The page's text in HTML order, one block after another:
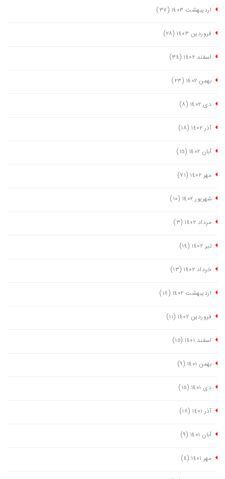
اردیبهشت ١٤٠٣ (٣٧)
فروردین ١٤٠٣ (٢٨)
اسفند ١٤٠٢ (٣٤)
بهمن ١٤٠٢ (٢٣)
دی ١٤٠٢ (٨)
آذر ١٤٠٢ (١٨)
آبان ١٤٠٢ (١٥)
مهر ١٤٠٢ (٧١)
شهریور ١٤٠٢ (١٠)
مرداد ١٤٠٢ (٣)
تیر ١٤٠٢ (١٤)
خرداد ١٤٠٢ (١٣)
اردیبهشت ١٤٠٢ (١٨)
فروردین ١٤٠٢ (١١)
اسفند ١٤٠١ (١٥)
بهمن ١٤٠١ (٩)
دی ١٤٠١ (١٥)
آذر ١٤٠١ (١٨)
آبان ١٤٠١ (٩)
مهر ١٤٠١ (٤)